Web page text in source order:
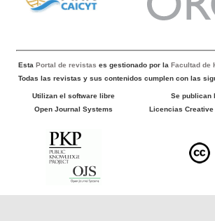
EstaPortal de revistas es gestionado por laFacultad de
Todas las revistas y sus contenidos cumplen con las
Utilizan el software libre
Open Journal Systems
Se publican
Licencias Creative